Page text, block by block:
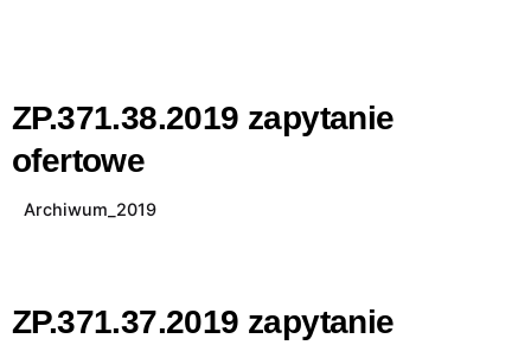
ZP.371.38.2019 zapytanie
ofertowe
Archiwum_2019
ZP.371.37.2019 zapytanie